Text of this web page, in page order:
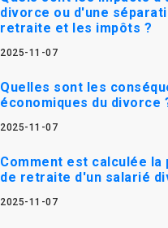
divorce ou d'une
retraite et les impôts ?
2025-11-07
Quelles sont les
économiques du divorce
2025-11-07
Comment est calculée la
de retraite d'un salarié
2025-11-07